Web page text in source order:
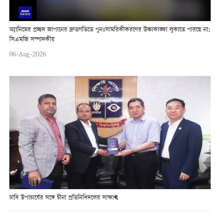
অ্যানিমের প্রচ্ছদ জাপানের দ্রুতগতিতে পুনঃসামরিকীকরণের উচ্চাকাঙ্ক্ষা লুকাতে পারছে না:
সিএমজি সম্পাদকীয়
06-Aug-2026
ঢাবি উপাচার্যের সঙ্গে চীনা প্রতিনিধিদলের সাক্ষাৎ